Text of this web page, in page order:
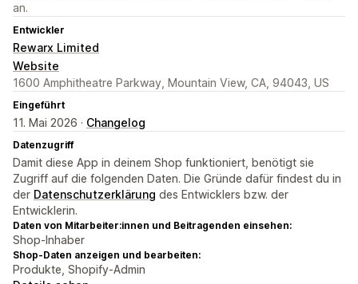
an.
Entwickler
Rewarx Limited
Website
1600 Amphitheatre Parkway, Mountain View, CA, 94043, US
Eingeführt
11. Mai 2026 · Changelog
Datenzugriff
Damit diese App in deinem Shop funktioniert, benötigt sie
Zugriff auf die folgenden Daten. Die Gründe dafür findest du in
der Datenschutzerklärung des Entwicklers bzw. der
Entwicklerin.
Daten von Mitarbeiter:innen und Beitragenden einsehen:
Shop-Inhaber
Shop-Daten anzeigen und bearbeiten:
Produkte, Shopify-Admin